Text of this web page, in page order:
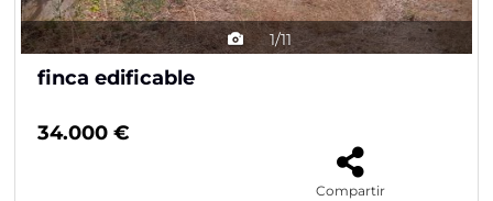
1/11
finca edificable
34.000 €
Compartir